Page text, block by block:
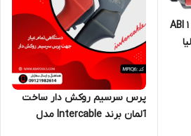
کابل لخت کن حرفه ای مدل ABI 1
پرس سرسیم روکش دار ساخت
آلمان برند Intercable مدل